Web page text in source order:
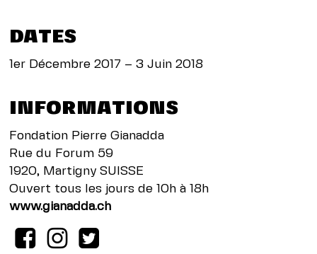
DATES
1er Décembre 2017 – 3 Juin 2018
INFORMATIONS
Fondation Pierre Gianadda
Rue du Forum 59
1920, Martigny SUISSE
Ouvert tous les jours de 10h à 18h
www.gianadda.ch